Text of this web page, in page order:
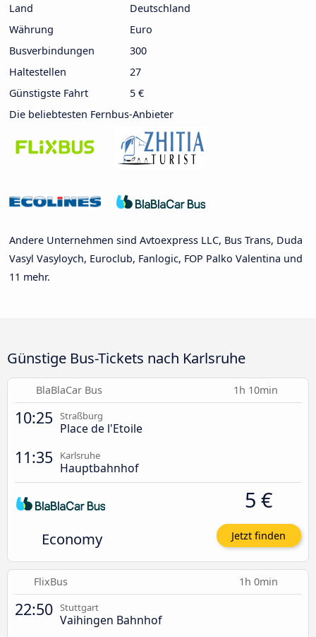
Land
Deutschland
Währung
Euro
Busverbindungen
300
Haltestellen
27
Günstigste Fahrt
5 €
Die beliebtesten Fernbus-Anbieter
Andere Unternehmen sind Avtoexpress LLC, Bus Trans, Duda
Vasyl Vasyloych, Euroclub, Fanlogic, FOP Palko Valentina und
11 mehr.
Günstige Bus-Tickets nach Karlsruhe
BlaBlaCar Bus 1h 10min
10:25 Straßburg
Place de l'Etoile
11:35 Karlsruhe
Hauptbahnhof
Economy
5 €
Jetzt finden
FlixBus 1h 0min
22:50 Stuttgart
Vaihingen Bahnhof